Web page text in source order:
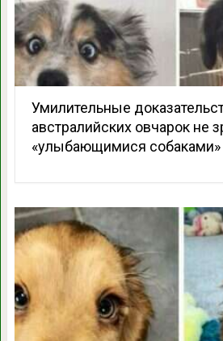
Умилительные
австралийских овчарок не
«улыбающимися собаками»